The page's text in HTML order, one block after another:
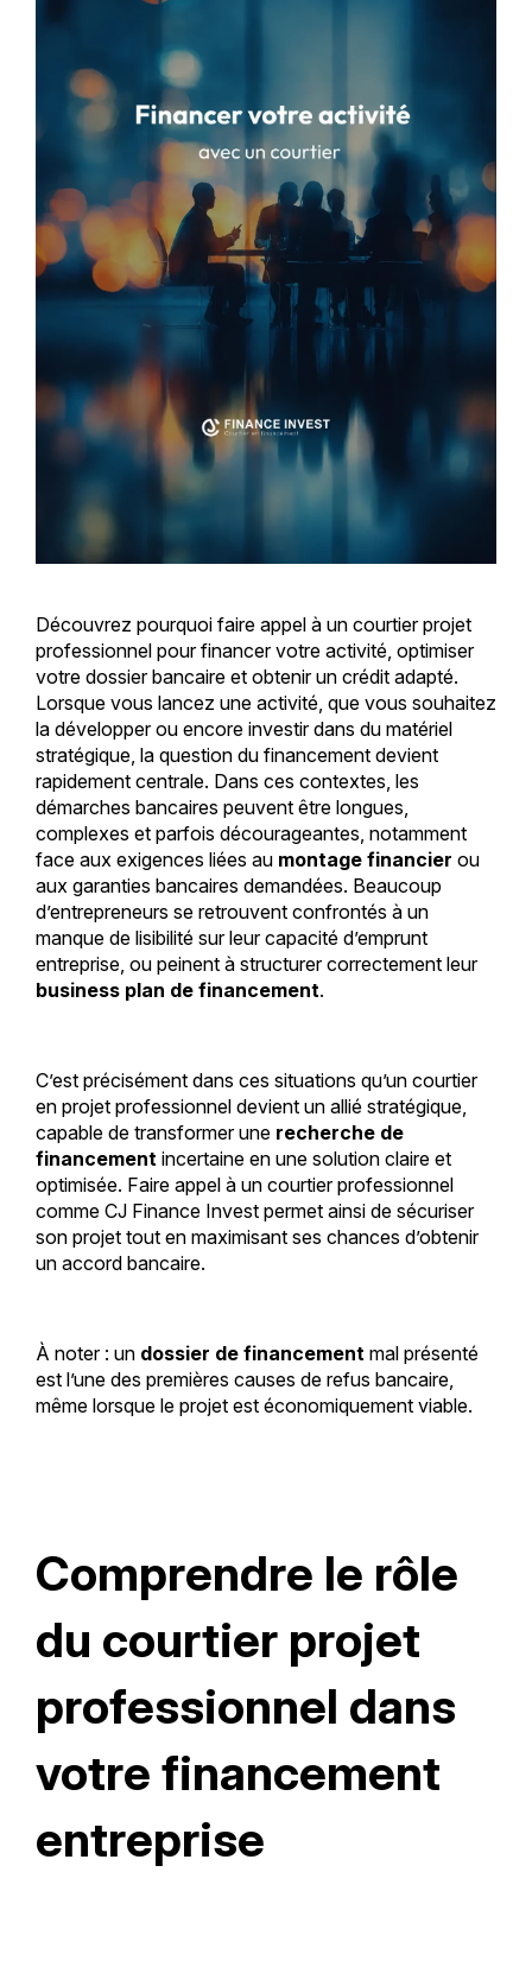
Découvrez pourquoi faire appel à un courtier projet
professionnel pour financer votre activité, optimiser
votre dossier bancaire et obtenir un crédit adapté.
Lorsque vous lancez une activité, que vous souhaitez
la développer ou encore investir dans du matériel
stratégique, la question du financement devient
rapidement centrale. Dans ces contextes, les
démarches bancaires peuvent être longues,
complexes et parfois décourageantes, notamment
face aux exigences liées au montage financier ou
aux garanties bancaires demandées. Beaucoup
d’entrepreneurs se retrouvent confrontés à un
manque de lisibilité sur leur capacité d’emprunt
entreprise, ou peinent à structurer correctement leur
business plan de financement.
C’est précisément dans ces situations qu’un courtier
en projet professionnel devient un allié stratégique,
capable de transformer une recherche de
financementincertaine en une solution claire et
optimisée. Faire appel à un courtier professionnel
comme CJ Finance Invest permet ainsi de sécuriser
son projet tout en maximisant ses chances d’obtenir
un accord bancaire.
À noter : un dossier de financementmal présenté
est l’une des premières causes de refus bancaire,
même lorsque le projet est économiquement viable.
Comprendre le rôle
du courtier projet
professionnel dans
votre financement
entreprise